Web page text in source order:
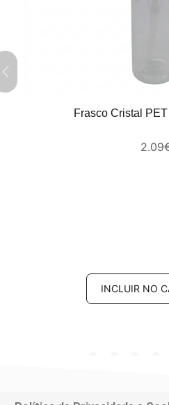
Frasco Cristal
2.09
INCLUIR NO